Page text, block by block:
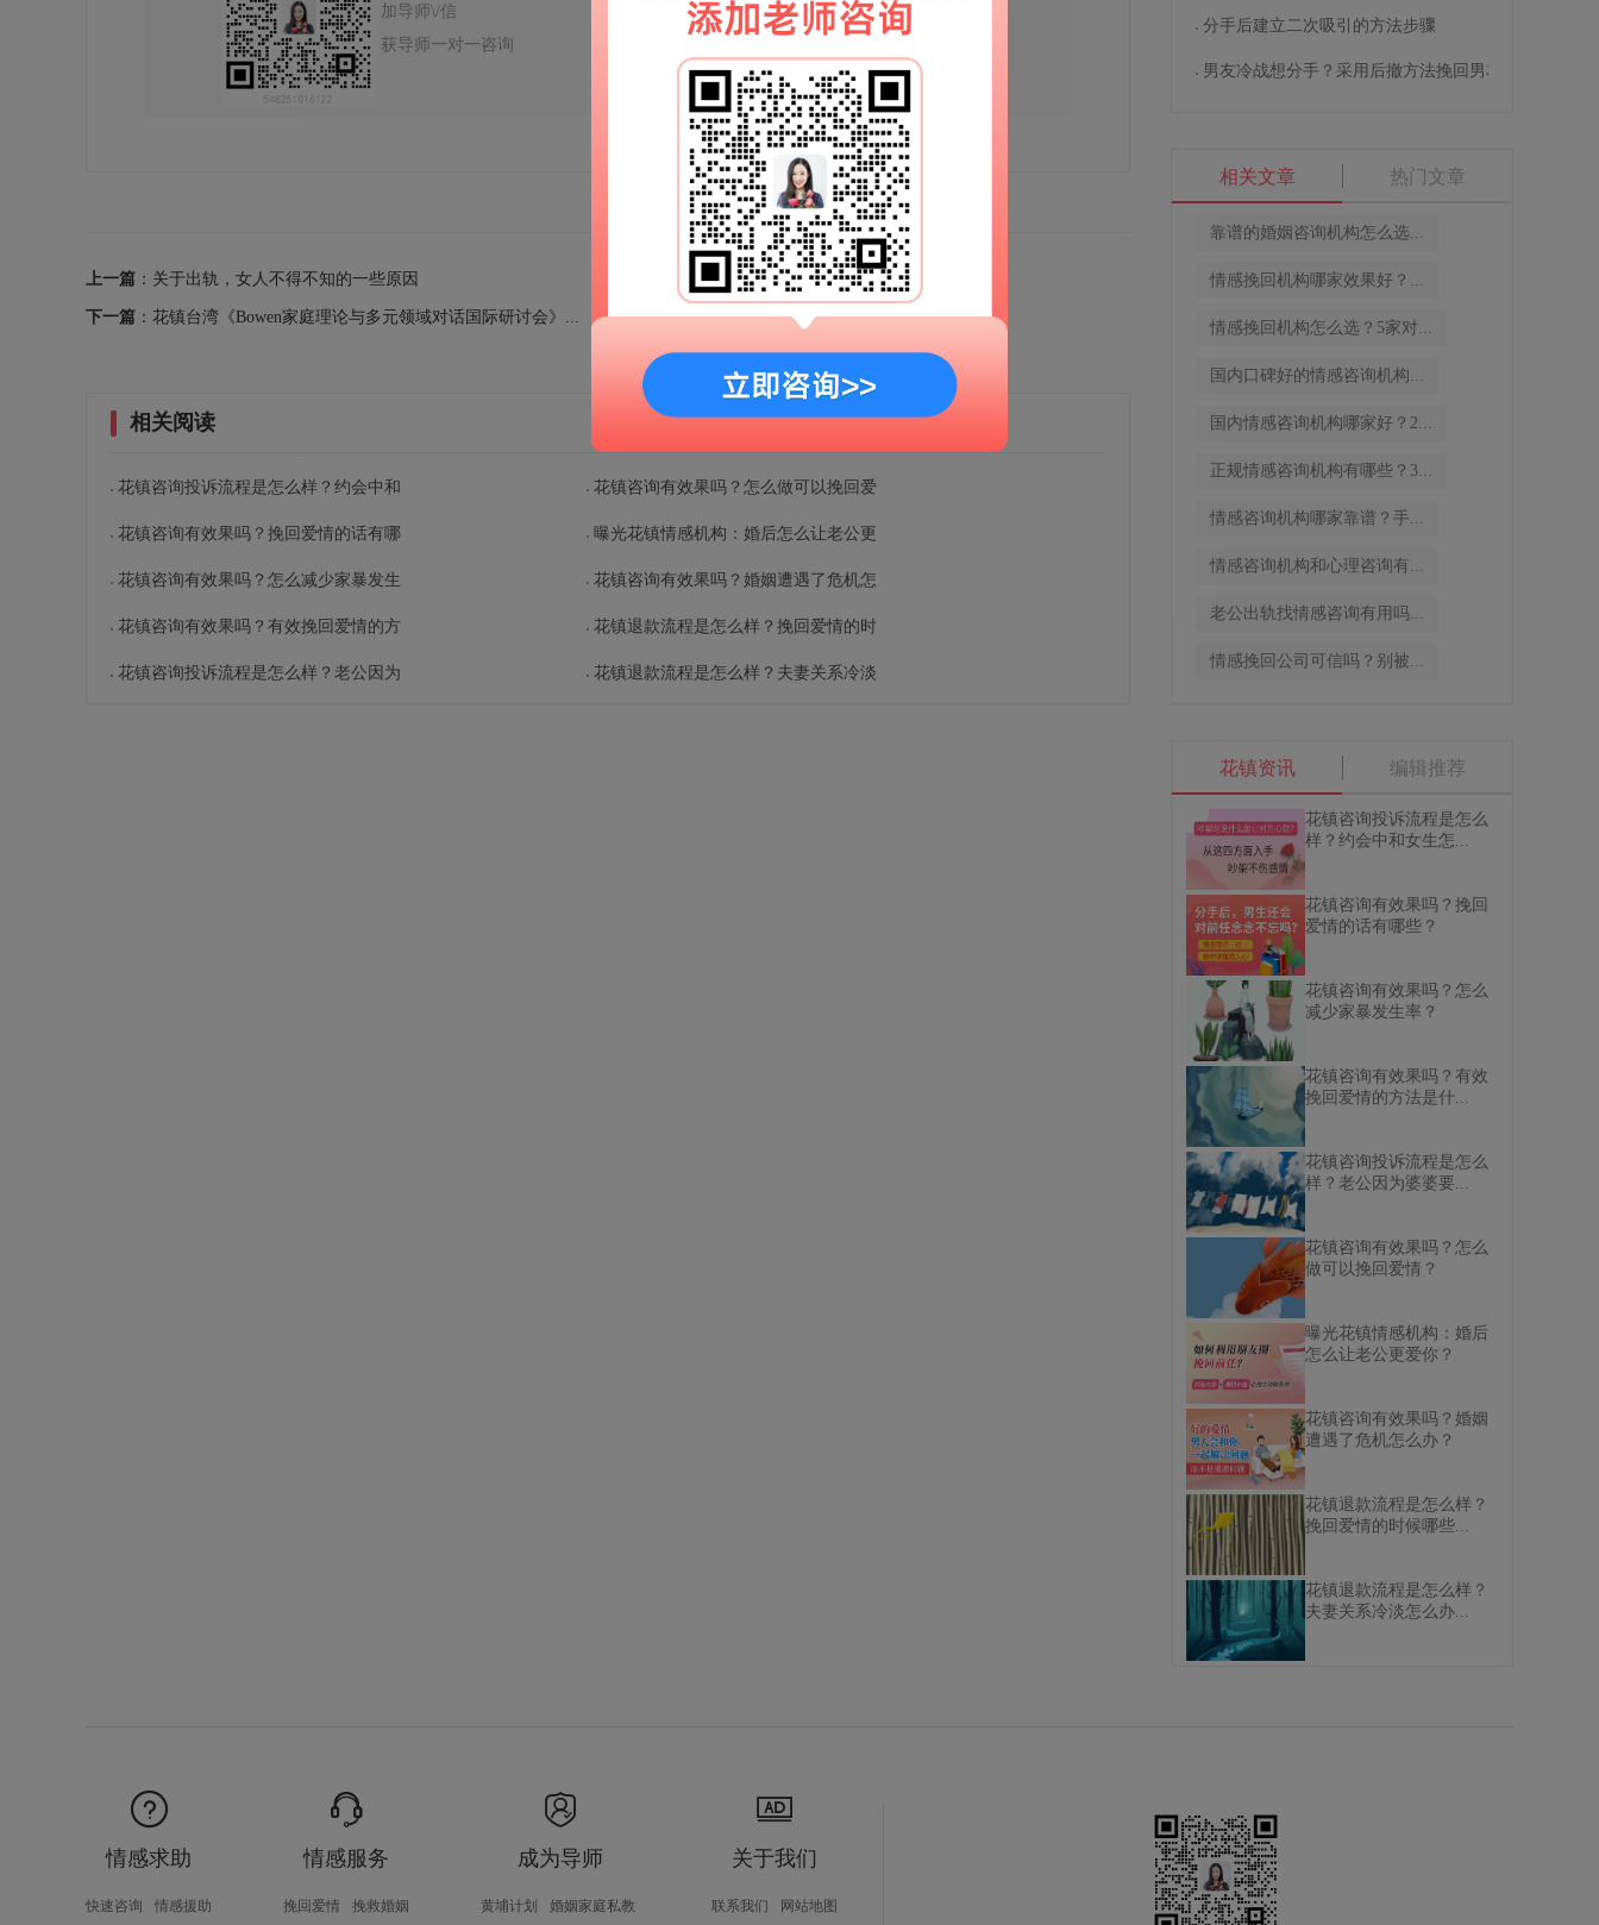
加导师\/信
获导师一对一咨询
扫一扫
上一篇 ：关于出轨，女人不得不知的一些原因
下一篇 ：花镇台湾《Bowen家庭理论与多元领域对话国际研讨会》...
相关阅读
花镇咨询投诉流程是怎么样？约会中和
花镇咨询有效果吗？挽回爱情的话有哪
花镇咨询有效果吗？怎么减少家暴发生
花镇咨询有效果吗？有效挽回爱情的方
花镇咨询投诉流程是怎么样？老公因为
花镇咨询有效果吗？怎么做可以挽回爱
曝光花镇情感机构：婚后怎么让老公更
花镇咨询有效果吗？婚姻遭遇了危机怎
花镇退款流程是怎么样？挽回爱情的时
花镇退款流程是怎么样？夫妻关系冷淡
分手后建立二次吸引的方法步骤
男友冷战想分手？采用后撤方法挽回男友
相关文章 热门文章
靠谱的婚姻咨询机构怎么选...
情感挽回机构哪家效果好？...
情感挽回机构怎么选？5家对...
国内口碑好的情感咨询机构...
国内情感咨询机构哪家好？2...
正规情感咨询机构有哪些？3...
情感咨询机构哪家靠谱？手...
情感咨询机构和心理咨询有...
老公出轨找情感咨询有用吗...
情感挽回公司可信吗？别被...
花镇资讯 编辑推荐
花镇咨询投诉流程是怎么
样？约会中和女生怎...
花镇咨询有效果吗？挽回
爱情的话有哪些？
花镇咨询有效果吗？怎么
减少家暴发生率？
花镇咨询有效果吗？有效
挽回爱情的方法是什...
花镇咨询投诉流程是怎么
样？老公因为婆婆要...
花镇咨询有效果吗？怎么
做可以挽回爱情？
曝光花镇情感机构：婚后
怎么让老公更爱你？
花镇咨询有效果吗？婚姻
遭遇了危机怎么办？
花镇退款流程是怎么样？
挽回爱情的时候哪些...
花镇退款流程是怎么样？
夫妻关系冷淡怎么办...
情感求助
快速咨询 情感援助
情感服务
挽回爱情 挽救婚姻
成为导师
黄埔计划 婚姻家庭私教
关于我们
联系我们 网站地图